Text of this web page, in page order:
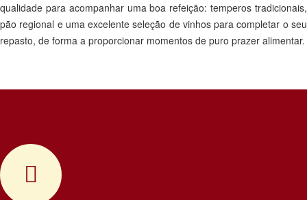
qualidade para acompanhar uma boa refeição: temperos tradicionais,
pão regional e uma excelente seleção de vinhos para completar o seu
repasto, de forma a proporcionar momentos de puro prazer alimentar.